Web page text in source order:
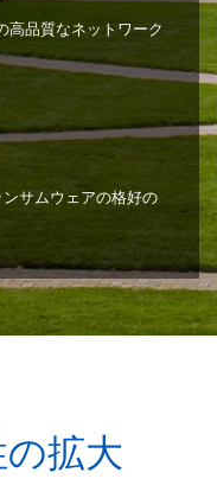
高品質なネットワーク
サムウェアの格好の
拡大